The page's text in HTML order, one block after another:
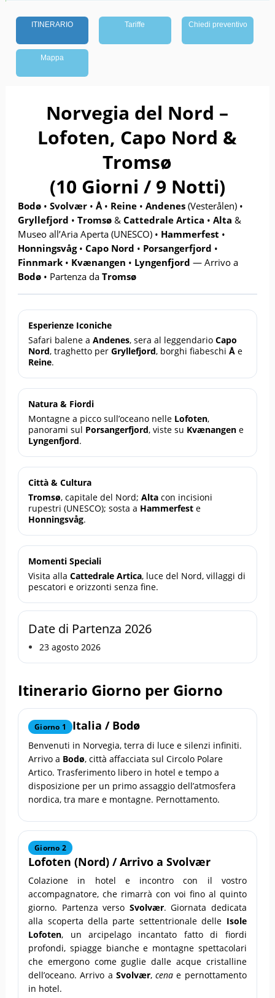
ITINERARIO Tariffe Chiedi preventivo
Mappa
Norvegia del Nord –
Lofoten, Capo Nord &
Tromsø
(10 Giorni / 9 Notti)
Bodø •Svolvær •Å • Reine •Andenes (Vesterålen) •
Gryllefjord •Tromsø &Cattedrale Artica •Alta &
Museo all’Aria Aperta (UNESCO) • Hammerfest •
Honningsvåg•Capo Nord • Porsangerfjord •
Finnmark • Kvænangen • Lyngenfjord — Arrivo a
Bodø • Partenza daTromsø
Esperienze Iconiche
Safari balene aAndenes, sera al leggendarioCapo
Nord, traghetto perGryllefjord, borghi fiabeschiÅ e
Reine.
Natura & Fiordi
Montagne a picco sull’oceano nelle Lofoten,
panorami sul Porsangerfjord, viste su Kvænangen e
Lyngenfjord.
Città & Cultura
Tromsø, capitale del Nord;Alta con incisioni
rupestri (UNESCO); sosta a Hammerfest e
Honningsvåg.
Momenti Speciali
Visita allaCattedrale Artica, luce del Nord, villaggi di
pescatori e orizzonti senza fine.
Date di Partenza 2026
23 agosto 2026
Itinerario Giorno per Giorno
Giorno 1 Italia / Bodø
Benvenuti in Norvegia, terra di luce e silenzi infiniti.
Arrivo a Bodø, città affacciata sul Circolo Polare
Artico. Trasferimento libero in hotel e tempo a
disposizione per un primo assaggio dell’atmosfera
nordica, tra mare e montagne. Pernottamento.
Giorno 2
Lofoten (Nord) / Arrivo aSvolvær
Colazione in hotel e incontro con il vostro
accompagnatore, che rimarrà con voi fino al quinto
giorno. Partenza verso Svolvær. Giornata dedicata
alla scoperta della parte settentrionale delle Isole
Lofoten, un arcipelago incantato fatto di fiordi
profondi, spiagge bianche e montagne spettacolari
che emergono come guglie dalle acque cristalline
dell’oceano. Arrivo a Svolvær,cena e pernottamento
in hotel.